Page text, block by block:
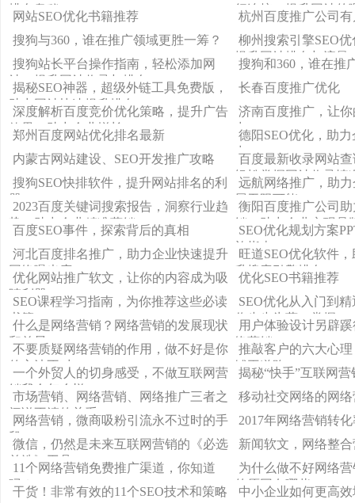
排名奥秘
行连接，提升网站的
众多站长和SEOer们
我们将为大家介绍如
词添加到自己的网站
网站SEO优化书籍推荐
杭州百度推广公司
搜狗与360，谁在推广领域更胜一筹？
柳州搜索引擎SEO
提升网站排名与流量
搜狗站长平台操作指南，轻松添加网
站，提升网站收录与排名
搜狗和360，谁在推
揭秘SEO神器，超级外链工具免费版，
助力网站快速提升排名！
长春百度推广优化
深度解析百度竞价优化策略，提升广告
效果，助力企业增长
济南百度推广，让
力！
郑州百度网站优化排名最新
德阳SEO优化，助
力
内蒙古网站建设、SEO开发推广攻略
百度最新收录网站
轻松掌握网站收录情
搜狗SEO快排软件，提升网站排名的利
器
远航网络推广，助
展无限可能
2023百度关键词搜索报告，洞察行业趋
势，助力企业精准营销
衡阳百度推广公司
销，助力企业实现品
百度SEO事件，探索背后的真相
SEO优化规划方案
施指南
河北百度排名推广，助力企业快速提升
网络曝光度
旺道SEO优化软件
升搜索引擎排名
优化网站推广软文，让你的内容成为吸
睛利器
优化SEO书籍推荐
SEO课程学习指南，为你推荐这些必读
书籍！
SEO优化从入门到
你步步为营，掌握
什么是网络营销？网络营销的发展现状
和前景
用户体验设计另辟
络营销
不要质疑网络营销的作用，做不好是你
的方法不对
推敲客户的六大心
铺平道路
一个外贸人的切身感受，不做互联网营
销我会怎么样
揭秘“快手”互联网营
市场营销、网络营销、网络推广三者之
间说不清的关系
移动社交网络的网
网络营销，微商吸粉引流永不过时的手
段！
2017年网络营销转
微信，仍然是未来互联网营销的《必选
首选》工具
新闻软文，网络整
11个网络营销免费推广渠道，你知道
吗？
为什么做不好网络
的原因有哪些
干货！非常有效的11个SEO技术和策略
中小企业如何更高